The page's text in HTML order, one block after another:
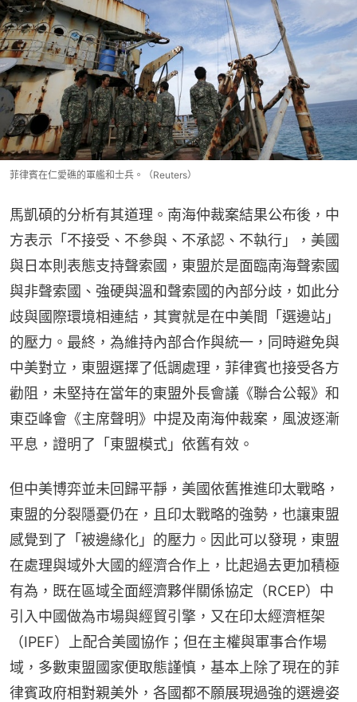
菲律賓在仁愛礁的軍艦和士兵。（Reuters）
馬凱碩的分析有其道理。南海仲裁案結果公布後，中
方表示「不接受、不參與、不承認、不執行」，美國
與日本則表態支持聲索國，東盟於是面臨南海聲索國
與非聲索國、強硬與溫和聲索國的內部分歧，如此分
歧與國際環境相連結，其實就是在中美間「選邊站」
的壓力。最終，為維持內部合作與統一，同時避免與
中美對立，東盟選擇了低調處理，菲律賓也接受各方
勸阻，未堅持在當年的東盟外長會議《聯合公報》和
東亞峰會《主席聲明》中提及南海仲裁案，風波逐漸
平息，證明了「東盟模式」依舊有效。
但中美博弈並未回歸平靜，美國依舊推進印太戰略，
東盟的分裂隱憂仍在，且印太戰略的強勢，也讓東盟
感覺到了「被邊緣化」的壓力。因此可以發現，東盟
在處理與域外大國的經濟合作上，比起過去更加積極
有為，既在區域全面經濟夥伴關係協定（RCEP）中
引入中國做為市場與經貿引擎，又在印太經濟框架
（IPEF）上配合美國協作；但在主權與軍事合作場
域，多數東盟國家便取態謹慎，基本上除了現在的菲
律賓政府相對親美外，各國都不願展現過強的選邊姿